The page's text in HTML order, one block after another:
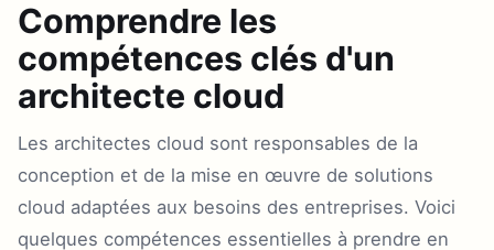
Comprendre les
compétences clés d'un
architecte cloud
Les architectes cloud sont responsables de la
conception et de la mise en œuvre de solutions
cloud adaptées aux besoins des entreprises. Voici
quelques compétences essentielles à prendre en